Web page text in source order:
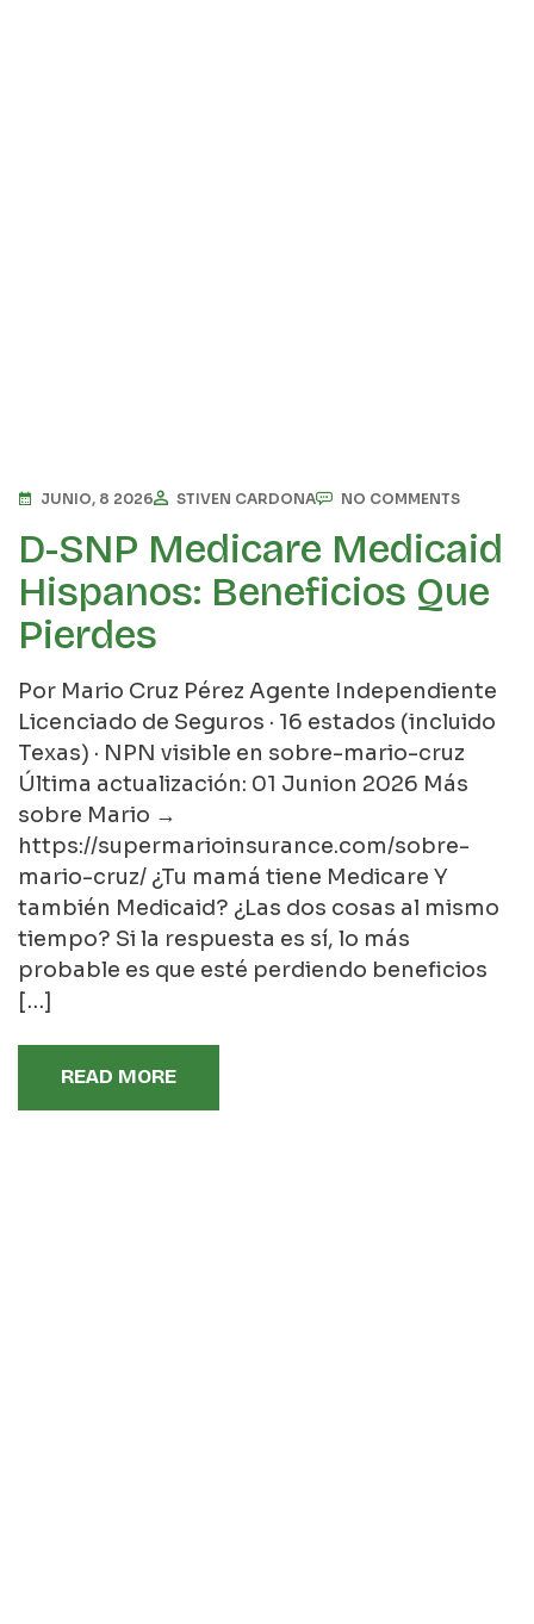
JUNIO, 8 2026 STIVEN CARDONA NO COMMENTS
D-SNP Medicare Medicaid
Hispanos: Beneficios Que
Pierdes
Por Mario Cruz Pérez Agente Independiente
Licenciado de Seguros · 16 estados (incluido
Texas) · NPN visible en sobre-mario-cruz
Última actualización: 01 Junion 2026 Más
sobre Mario →
https://supermarioinsurance.com/sobre-
mario-cruz/ ¿Tu mamá tiene Medicare Y
también Medicaid? ¿Las dos cosas al mismo
tiempo? Si la respuesta es sí, lo más
probable es que esté perdiendo beneficios
[…]
READ MORE